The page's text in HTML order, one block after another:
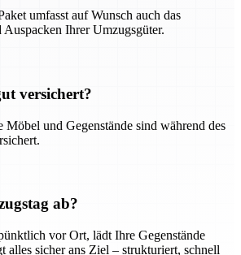
umfasst auf Wunsch auch das
Ihrer Umzugsgüter.
versichert?
Möbel und Gegenstände sind während des
ab?
vor Ort, lädt Ihre Gegenstände
alles sicher ans Ziel – strukturiert, schnell